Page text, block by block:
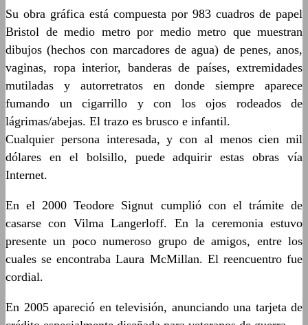
Su obra gráfica está compuesta por 983 cuadros de papel
Bristol de medio metro por medio metro que muestran
dibujos (hechos con marcadores de agua) de penes, anos,
vaginas, ropa interior, banderas de países, extremidades
mutiladas y autorretratos en donde siempre aparece
fumando un cigarrillo y con los ojos rodeados de
lágrimas/abejas. El trazo es brusco e infantil.
Cualquier persona interesada, y con al menos cien mil
dólares en el bolsillo, puede adquirir estas obras vía
Internet.
En el 2000 Teodore Signut cumplió con el trámite de
casarse con Vilma Langerloff. En la ceremonia estuvo
presente un poco numeroso grupo de amigos, entre los
cuales se encontraba Laura McMillan. El reencuentro fue
cordial.
En 2005 apareció en televisión, anunciando una tarjeta de